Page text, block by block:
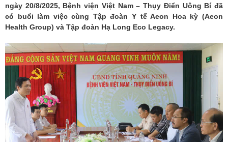
ngày 20/8/2025, Bệnh viện Việt Nam – Thụy Điển Uông Bí đã
có buổi làm việc cùng Tập đoàn Y tế Aeon Hoa kỳ (Aeon
Health Group) và Tập đoàn Hạ Long Eco Legacy.